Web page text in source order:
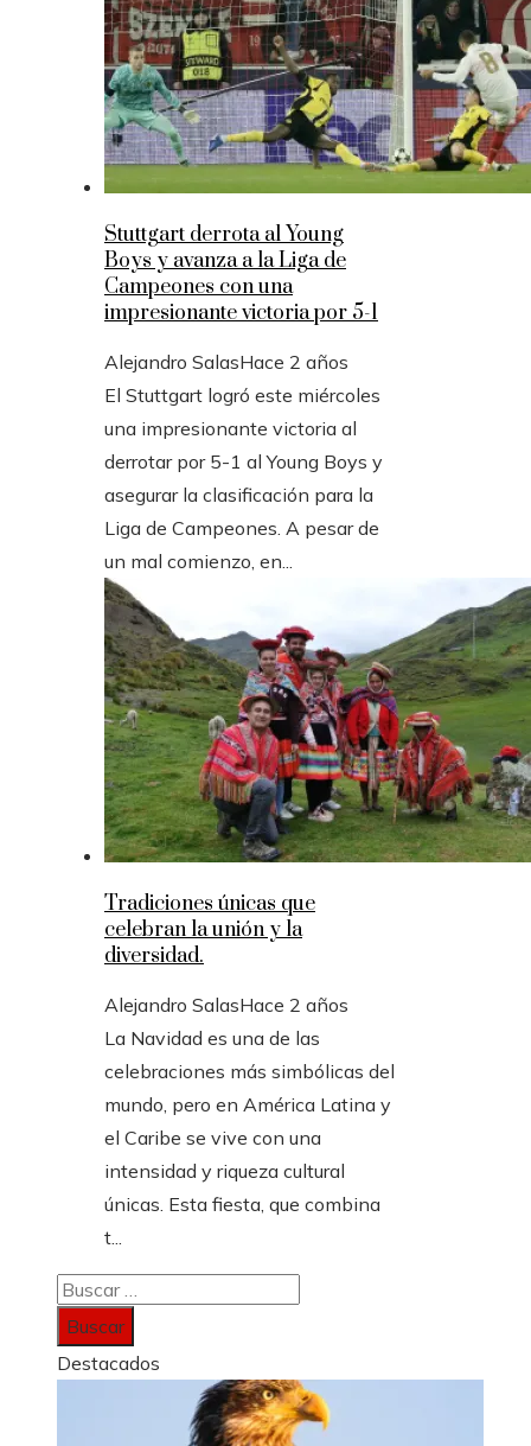
Stuttgart derrota al Young
Boys y avanza a la Liga de
Campeones con una
impresionante victoria por 5-1
Alejandro SalasHace 2 años
El Stuttgart logró este miércoles
una impresionante victoria al
derrotar por 5-1 al Young Boys y
asegurar la clasificación para la
Liga de Campeones. A pesar de
un mal comienzo, en...
Tradiciones únicas que
celebran la unión y la
diversidad.
Alejandro SalasHace 2 años
La Navidad es una de las
celebraciones más simbólicas del
mundo, pero en América Latina y
el Caribe se vive con una
intensidad y riqueza cultural
únicas. Esta fiesta, que combina
t...
Buscar:
Destacados